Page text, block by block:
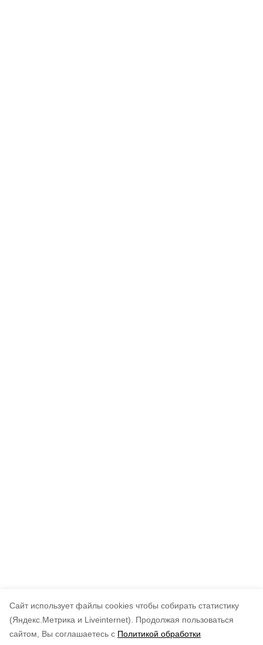
Cайт использует файлы cookies чтобы собирать статистику
(Яндекс.Метрика и Liveinternet).
Продолжая пользоваться
сайтом, Вы соглашаетесь с Политикой обработки